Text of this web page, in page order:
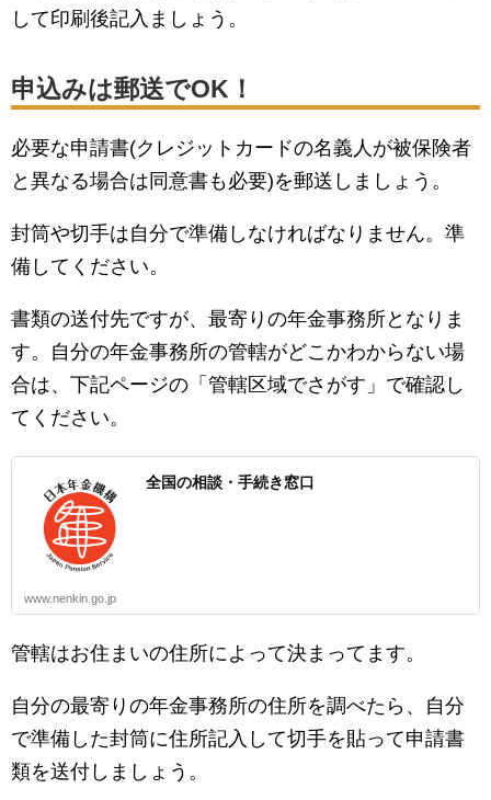
して印刷後記入ましょう。
申込みは郵送でOK！
必要な申請書(クレジットカードの名義人が被保険者
と異なる場合は同意書も必要)を郵送しましょう。
封筒や切手は自分で準備しなければなりません。準
備してください。
書類の送付先ですが、最寄りの年金事務所となりま
す。自分の年金事務所の管轄がどこかわからない場
合は、下記ページの「管轄区域でさがす」で確認し
てください。
全国の相談・手続き窓口
www.nenkin.go.jp
管轄はお住まいの住所によって決まってます。
自分の最寄りの年金事務所の住所を調べたら、自分
で準備した封筒に住所記入して切手を貼って申請書
類を送付しましょう。